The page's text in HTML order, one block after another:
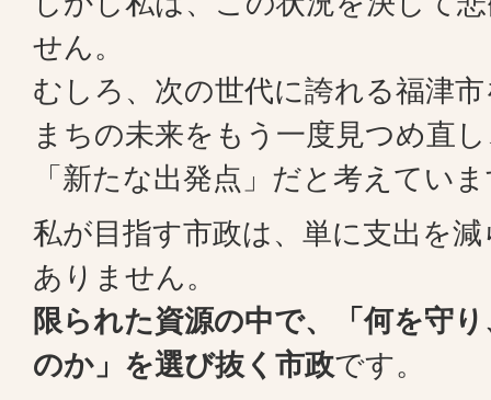
せん。
むしろ、次の世代に誇れる福津
まちの未来をもう一度見つめ直
「新たな出発点」だと考えてい
私が目指す市政は、単に支出を
ありません。
限られた資源の中で、「何を守
のか」を選び抜く市政です。